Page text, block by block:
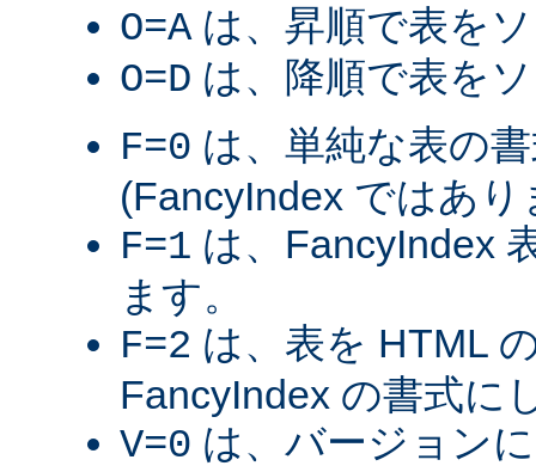
O=A は、昇順で表を
O=D は、降順で表を
F=0 は、単純な表の
(FancyIndex ではあり
F=1 は、FancyIndex
ます。
F=2 は、表を HTML
FancyIndex の書式に
V=0 は、バージョン